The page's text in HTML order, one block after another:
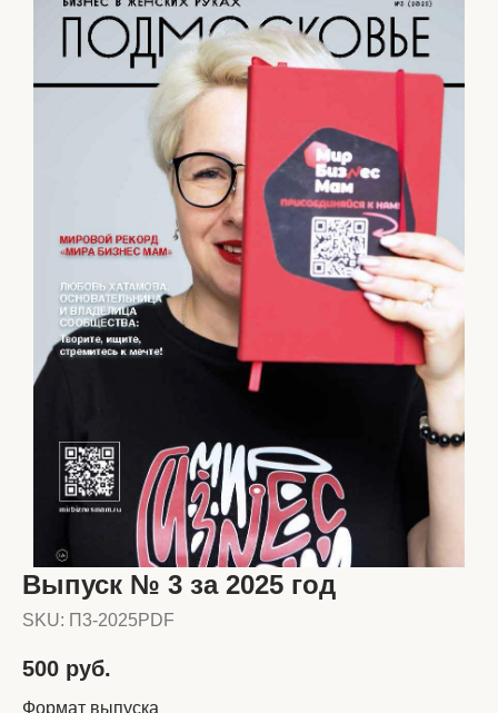
Выпуск № 3 за 2025 год
SKU: П3-2025PDF
500 руб.
Формат выпуска